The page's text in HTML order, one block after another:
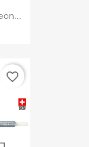
favorite_border